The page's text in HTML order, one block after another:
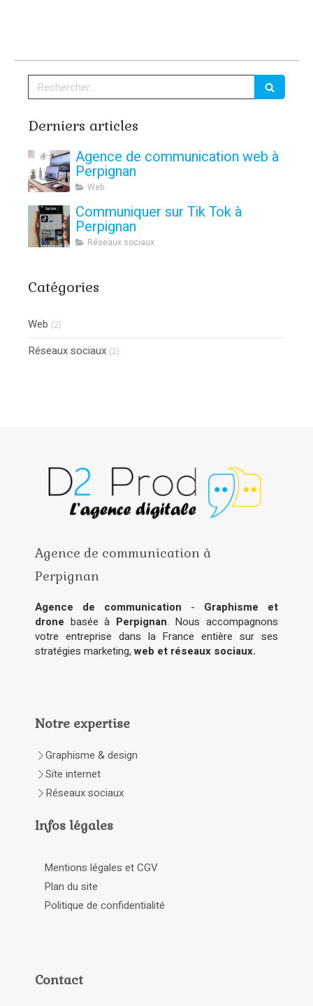
Rechercher
Derniers articles
Agence de communication web à
Perpignan
Web
Communiquer sur Tik Tok à
Perpignan
Réseaux sociaux
Catégories
Web (2)
Réseaux sociaux (2)
Agence de communication à
Perpignan
Agence de communication - Graphisme et
drone basée à Perpignan. Nous accompagnons
votre entreprise dans la France entière sur ses
stratégies marketing,web et réseaux sociaux.
Notre expertise
Graphisme & design
Site internet
Réseaux sociaux
Infos légales
Mentions légales et CGV
Plan du site
Politique de confidentialité
Contact